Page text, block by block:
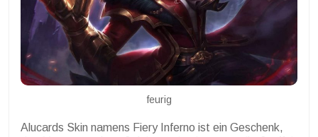
feurig
Alucards Skin namens Fiery Inferno ist ein Geschenk,